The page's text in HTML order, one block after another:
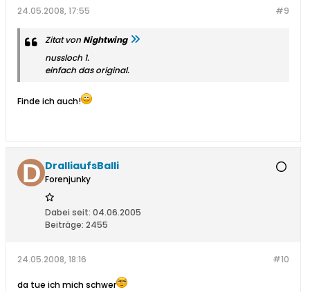
#9
24.05.2008, 17:55
Zitat vonNightwing
nussloch 1.
einfach das original.
Finde ich auch!
DralliaufsBalli
Forenjunky
Dabei seit: 04.06.2005
Beiträge: 2455
#10
24.05.2008, 18:16
da tue ich mich schwer